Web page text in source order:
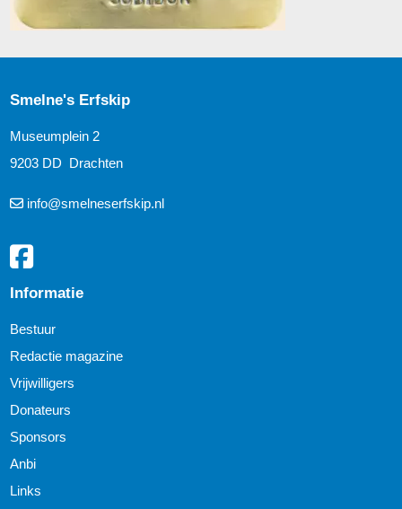
Smelne's Erfskip
Museumplein 2
9203 DD Drachten
info@smelneserfskip.nl
Informatie
Bestuur
Redactie magazine
Vrijwilligers
Donateurs
Sponsors
Anbi
Links